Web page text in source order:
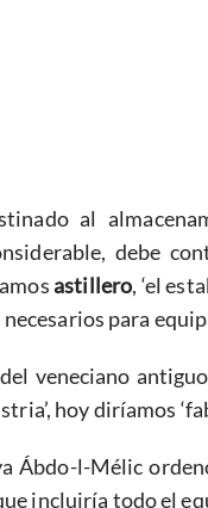
al
debe
astillero, ‘el
para
veneciano antiguo
hoy diríamos
Ábdo-l-Mélic
incluiría todo el